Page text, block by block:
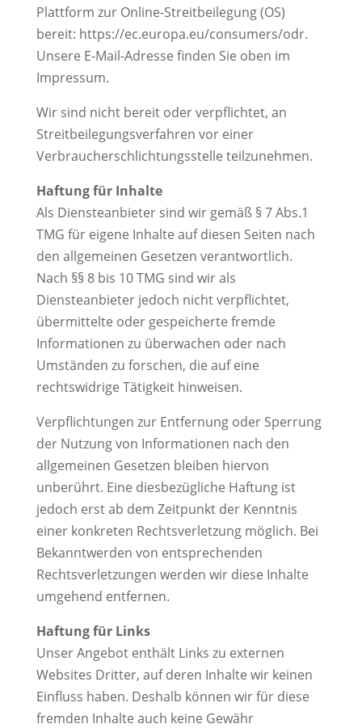
Plattform zur Online-Streitbeilegung (OS)
bereit: https://ec.europa.eu/consumers/odr.
Unsere E-Mail-Adresse finden Sie oben im
Impressum.
Wir sind nicht bereit oder verpflichtet, an
Streitbeilegungsverfahren vor einer
Verbraucherschlichtungsstelle teilzunehmen.
Haftung für Inhalte
Als Diensteanbieter sind wir gemäß § 7 Abs.1
TMG für eigene Inhalte auf diesen Seiten nach
den allgemeinen Gesetzen verantwortlich.
Nach §§ 8 bis 10 TMG sind wir als
Diensteanbieter jedoch nicht verpflichtet,
übermittelte oder gespeicherte fremde
Informationen zu überwachen oder nach
Umständen zu forschen, die auf eine
rechtswidrige Tätigkeit hinweisen.
Verpflichtungen zur Entfernung oder Sperrung
der Nutzung von Informationen nach den
allgemeinen Gesetzen bleiben hiervon
unberührt. Eine diesbezügliche Haftung ist
jedoch erst ab dem Zeitpunkt der Kenntnis
einer konkreten Rechtsverletzung möglich. Bei
Bekanntwerden von entsprechenden
Rechtsverletzungen werden wir diese Inhalte
umgehend entfernen.
Haftung für Links
Unser Angebot enthält Links zu externen
Websites Dritter, auf deren Inhalte wir keinen
Einfluss haben. Deshalb können wir für diese
fremden Inhalte auch keine Gewähr